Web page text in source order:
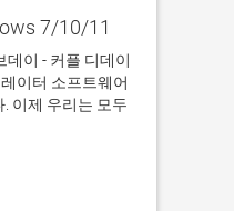
7/10/11
이 - 커플 디데이
이터 소프트웨어
이제 우리는 모두